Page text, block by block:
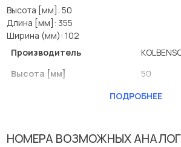
Высота [мм]: 50
Длина [мм]: 355
Ширина (мм): 102
Производитель
Высота [мм]
50
355
ПОДРОБНЕЕ
НОМЕРА ВОЗМОЖНЫХ